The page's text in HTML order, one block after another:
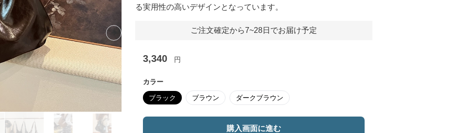
Next slide
る実用性の高いデザインとなっています。
ご注文確定から7~28日でお届け予定
3,340 円
カラー
ブラック ブラウン ダークブラウン
購入画面に進む